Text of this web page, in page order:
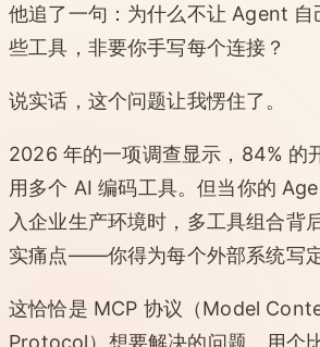
他追了一句：为什么不让 Agent 自
些工具，非要你手写每个连接？
说实话，这个问题让我愣住了。
2026 年的一项调查显示，84% 的
用多个 AI 编码工具。但当你的
入企业生产环境时，多工具组合背
实痛点——你得为每个外部系统写定
这恰恰是 MCP 协议（Model
Protocol）想要解决的问题。用个